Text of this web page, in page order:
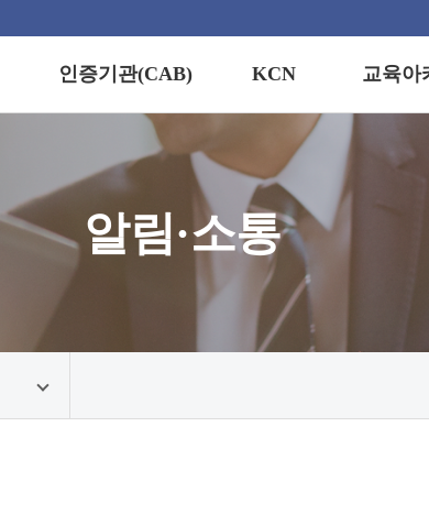
인증기관(CAB)
자격인증
스킴
KCN
인증기업 검색
(KCN)
연도별 통계
지역별 통계
교육아
알림·소통